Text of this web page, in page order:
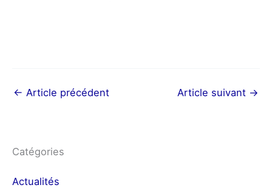
← Article précédent Article suivant →
Catégories
Actualités